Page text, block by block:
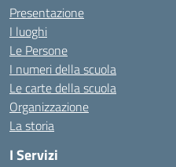
Presentazione
I luoghi
Le Persone
I numeri della scuola
Le carte della scuola
Organizzazione
La storia
I Servizi